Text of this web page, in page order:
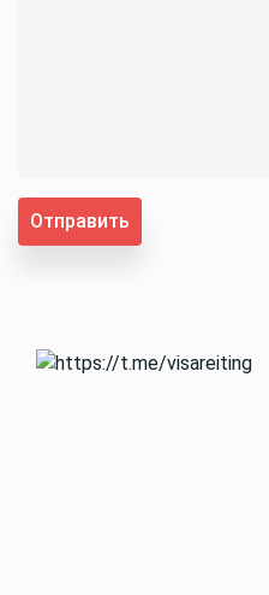
Отправить